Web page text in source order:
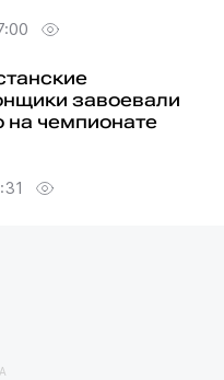
завоевали
на чемпионате